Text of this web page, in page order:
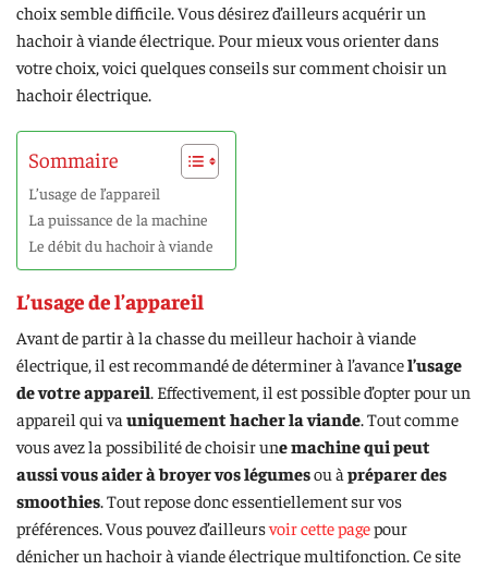
choix semble difficile. Vous désirez d’ailleurs acquérir un
hachoir à viande électrique. Pour mieux vous orienter dans
votre choix, voici quelques conseils sur comment choisir un
hachoir électrique.
Sommaire
L’usage de l’appareil
La puissance de la machine
Le débit du hachoir à viande
L’usage de l’appareil
Avant de partir à la chasse du meilleur hachoir à viande
électrique, il est recommandé de déterminer à l’avancel’usage
de votre appareil. Effectivement, il est possible d’opter pour un
appareil qui va uniquement hacher la viande. Tout comme
vous avez la possibilité de choisir une machine qui peut
aussi vous aider à broyer vos légumesou à préparer des
smoothies. Tout repose donc essentiellement sur vos
préférences. Vous pouvez d’ailleursvoir cette pagepour
dénicher un hachoir à viande électrique multifonction. Ce site